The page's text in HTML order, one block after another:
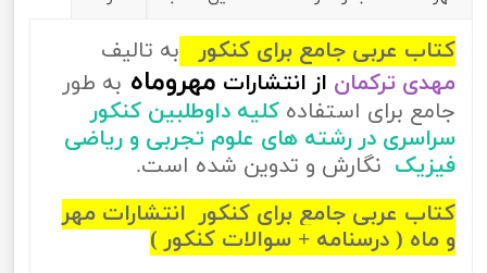
کتاب عربی جامع برای کنکور به تالیف
مهدی ترکمان از انتشارات مهروماه به طور
جامع برای استفاده کلیه داوطلبین کنکور
سراسری در رشته های علوم تجربی و ریاضی
فیزیک نگارش و تدوین شده است.
کتاب عربی جامع برای کنکور انتشارات مهر
و ماه ( درسنامه + سوالات کنکور )